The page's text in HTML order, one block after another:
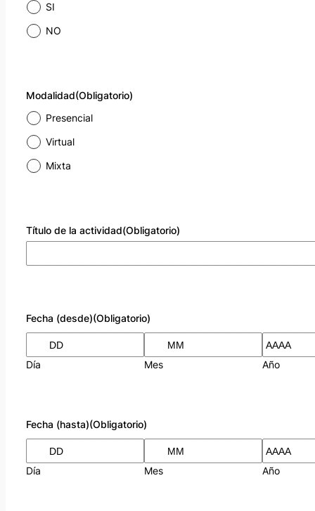
SI
NO
Modalidad(Obligatorio)
Presencial
Virtual
Mixta
Título de la actividad(Obligatorio)
Fecha (desde)(Obligatorio)
Día Mes Año
Fecha (hasta)(Obligatorio)
Día Mes Año